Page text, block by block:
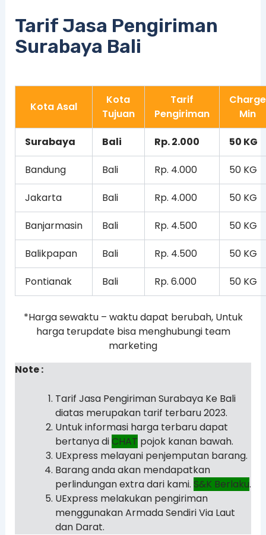
Tarif Jasa Pengiriman
Surabaya Bali
Kota Asal
Kota
Tujuan
Tarif
Pengiriman
Charge
Min
Surabaya Bali Rp. 2.000 50 KG
Bandung Bali Rp. 4.000 50 KG
Jakarta Bali Rp. 4.000 50 KG
Banjarmasin Bali Rp. 4.500 50 KG
Balikpapan Bali Rp. 4.500 50 KG
Pontianak Bali Rp. 6.000 50 KG
*Harga sewaktu – waktu dapat berubah, Untuk
harga terupdate bisa menghubungi team
marketing
Note :
Tarif Jasa Pengiriman Surabaya Ke Bali
diatas merupakan tarif terbaru 2023.
Untuk informasi harga terbaru dapat
bertanya diCHAT pojok kanan bawah.
UExpress melayani penjemputan barang.
Barang anda akan mendapatkan
perlindungan extra dari kami. S&K Berlaku.
UExpress melakukan pengiriman
menggunakan Armada Sendiri Via Laut
dan Darat.